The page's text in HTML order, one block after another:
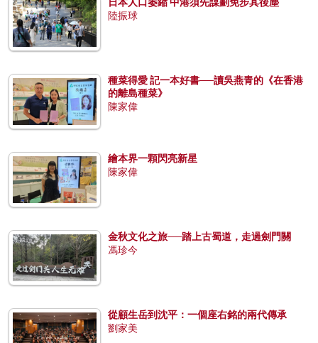
陸振球
種菜得愛 記一本好書──讀吳燕青的《在香港
的離島種菜》
陳家偉
繪本界一顆閃亮新星
陳家偉
金秋文化之旅──踏上古蜀道，走過劍門關
馮珍今
從顧生岳到沈平：一個座右銘的兩代傳承
劉家美